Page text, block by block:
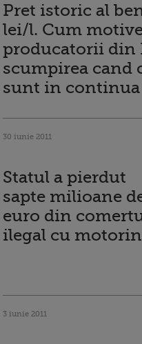
Pret istoric al
lei/l. Cum
producatorii din
scumpirea
sunt in continua
30 iunie 2011
Statul a pierdut
sapte milioane
euro din
ilegal cu
3 iunie 2011